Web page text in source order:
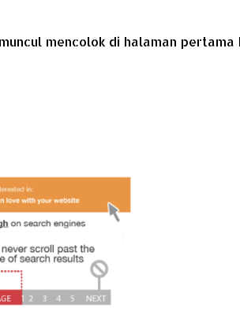
mencolok di halaman pertama